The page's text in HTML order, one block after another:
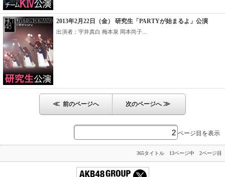
2013年2月22日（金） 研究生「PARTYが始まるよ」公演
出演者：宇井真白 梅本泉 岡本尚子...
≪ 前のページへ 次のページへ≫
ページ目を表示
365タイトル 13ページ中 2ページ目